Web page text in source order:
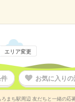
エリア変更
お気に入り
ろまち駅周辺 友だちと一緒の応